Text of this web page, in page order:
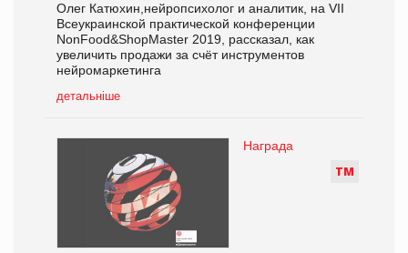
Олег Катюхин,нейропсихолог и аналитик, на VII
Всеукраинской практической конференции
NonFood&ShopMaster 2019, рассказал, как
увеличить продажи за счёт инструментов
нейромаркетинга
детальніше
ТМ
Награда